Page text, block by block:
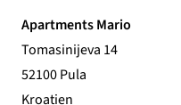
Apartments Mario
Tomasinijeva 14
52100 Pula
Kroatien